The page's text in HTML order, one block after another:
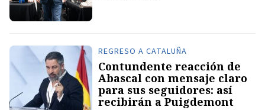
REGRESO A CATALUÑA
Contundente reacción de
Abascal con mensaje claro
para sus seguidores: así
recibirán a Puigdemont